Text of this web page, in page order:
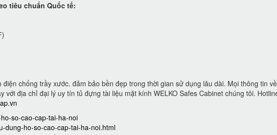
tiêu chuẩn Quốc tế:
điện chống trầy xước. đảm bảo bền đẹp trong thời gian sử dụng lâu dài. Mọi thông tin về
với địa chỉ đại lý uy tín tủ đựng tài liệu mặt kính WELKO Safes Cabinet chúng tôi.
so-cao-cap-tai-ha-noi
dung-ho-so-cao-cap-tai-ha-noi.html